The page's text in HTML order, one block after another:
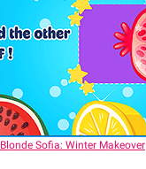
Blonde Sofia: Winter Makeover